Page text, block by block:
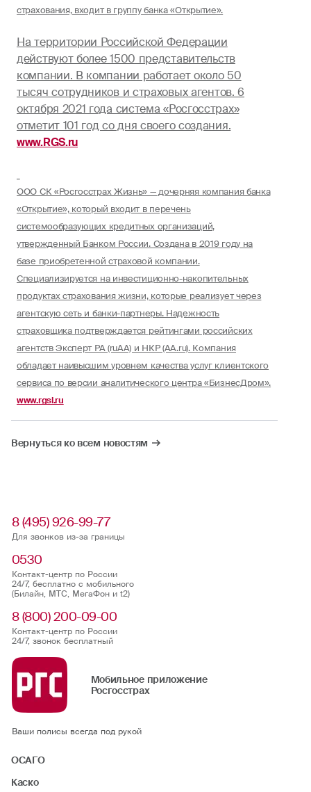
страхования, входит в группу банка «Открытие».
На территории Российской Федерации
действуют более 1500 представительств
компании. В компании работает около 50
тысяч сотрудников и страховых агентов. 6
октября 2021 года система «Росгосстрах»
отметит 101 год со дня своего создания.
www.RGS.ru
ООО СК «Росгосстрах Жизнь» — дочерняя компания банка
«Открытие», который входит в перечень
системообразующих кредитных организаций,
утвержденный Банком России. Создана в 2019 году на
базе приобретенной страховой компании.
Специализируется на инвестиционно-накопительных
продуктах страхования жизни, которые реализует через
агентскую сеть и банки-партнеры. Надежность
страховщика подтверждается рейтингами российских
агентств Эксперт РА (ruAA) и НКР (AA.ru). Компания
обладает наивысшим уровнем качества услуг клиентского
сервиса по версии аналитического центра «БизнесДром».
www.rgsl.ru
Вернуться ко всем новостям
8 (495) 926-99-77
Для звонков из-за границы
0530
Контакт-центр по России
24/7, бесплатно с мобильного
(Билайн, МТС, МегаФон и t2)
8 (800) 200-09-00
Контакт-центр по России
24/7, звонок бесплатный
Мобильное приложение
Росгосстрах
Ваши полисы всегда под рукой
ОСАГО
Каско